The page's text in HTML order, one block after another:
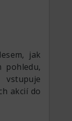
jak
pohledu,
akcií do